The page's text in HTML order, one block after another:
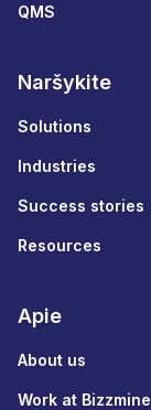
QMS
Naršykite
Solutions
Industries
Success stories
Resources
Apie
About us
Work at Bizzmine